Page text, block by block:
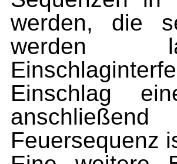
werden, die
werden
Einschlag
Feuersequenz